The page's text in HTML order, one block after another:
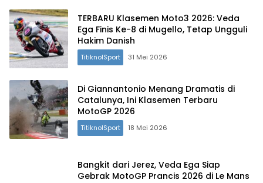
TERBARU Klasemen Moto3 2026: Veda
Ega Finis Ke-8 di Mugello, Tetap Ungguli
Hakim Danish‎
TitiknolSport 31 Mei 2026
‎Di Giannantonio Menang Dramatis di
Catalunya, Ini Klasemen Terbaru
MotoGP 2026
TitiknolSport 18 Mei 2026
Bangkit dari Jerez, Veda Ega Siap
Gebrak MotoGP Prancis 2026 di Le Mans